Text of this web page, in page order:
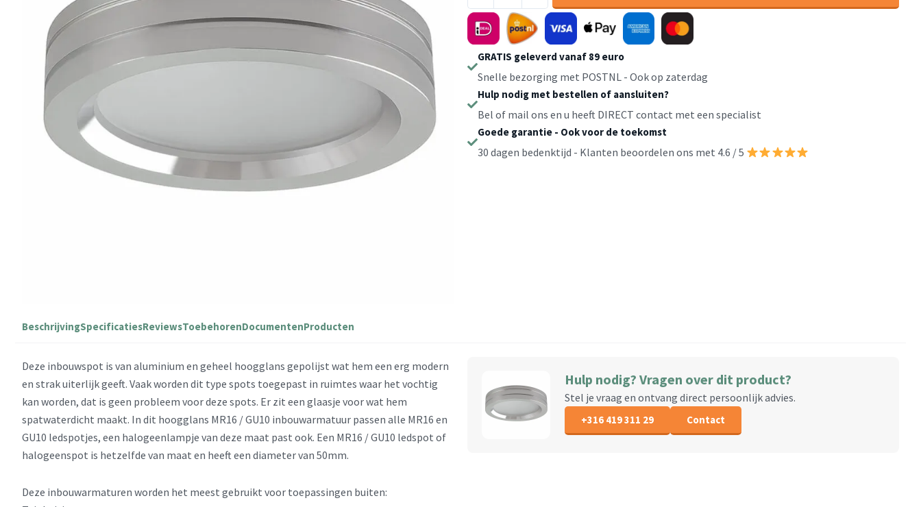
spatwaterdicht
hoogglans
aluminium
MR16
GU10
aantal
GRATIS geleverd vanaf 89 euro
Snelle bezorging met POSTNL - Ook op zaterdag
Hulp nodig met bestellen of aansluiten?
Bel of mail ons en u heeft DIRECT contact met een specialist
Goede garantie - Ook voor de toekomst
30 dagen bedenktijd - Klanten beoordelen ons met 4.6 / 5
BeschrijvingSpecificatiesReviewsToebehorenDocumentenProducten
Deze inbouwspot is van aluminium en geheel hoogglans gepolijst wat hem een erg modern
en strak uiterlijk geeft. Vaak worden dit type spots toegepast in ruimtes waar het vochtig
kan worden, dat is geen probleem voor deze spots. Er zit een glaasje voor wat hem
spatwaterdicht maakt. In dit hoogglans MR16 / GU10 inbouwarmatuur passen alle MR16 en
GU10 ledspotjes, een halogeenlampje van deze maat past ook. Een MR16 / GU10 ledspot of
halogeenspot is hetzelfde van maat en heeft een diameter van 50mm.
Deze inbouwarmaturen worden het meest gebruikt voor toepassingen buiten:
Hulp nodig? Vragen over dit product?
Stel je vraag en ontvang direct persoonlijk advies.
+316 419 311 29 Contact